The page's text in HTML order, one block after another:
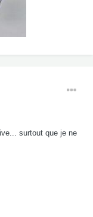
surtout que je ne